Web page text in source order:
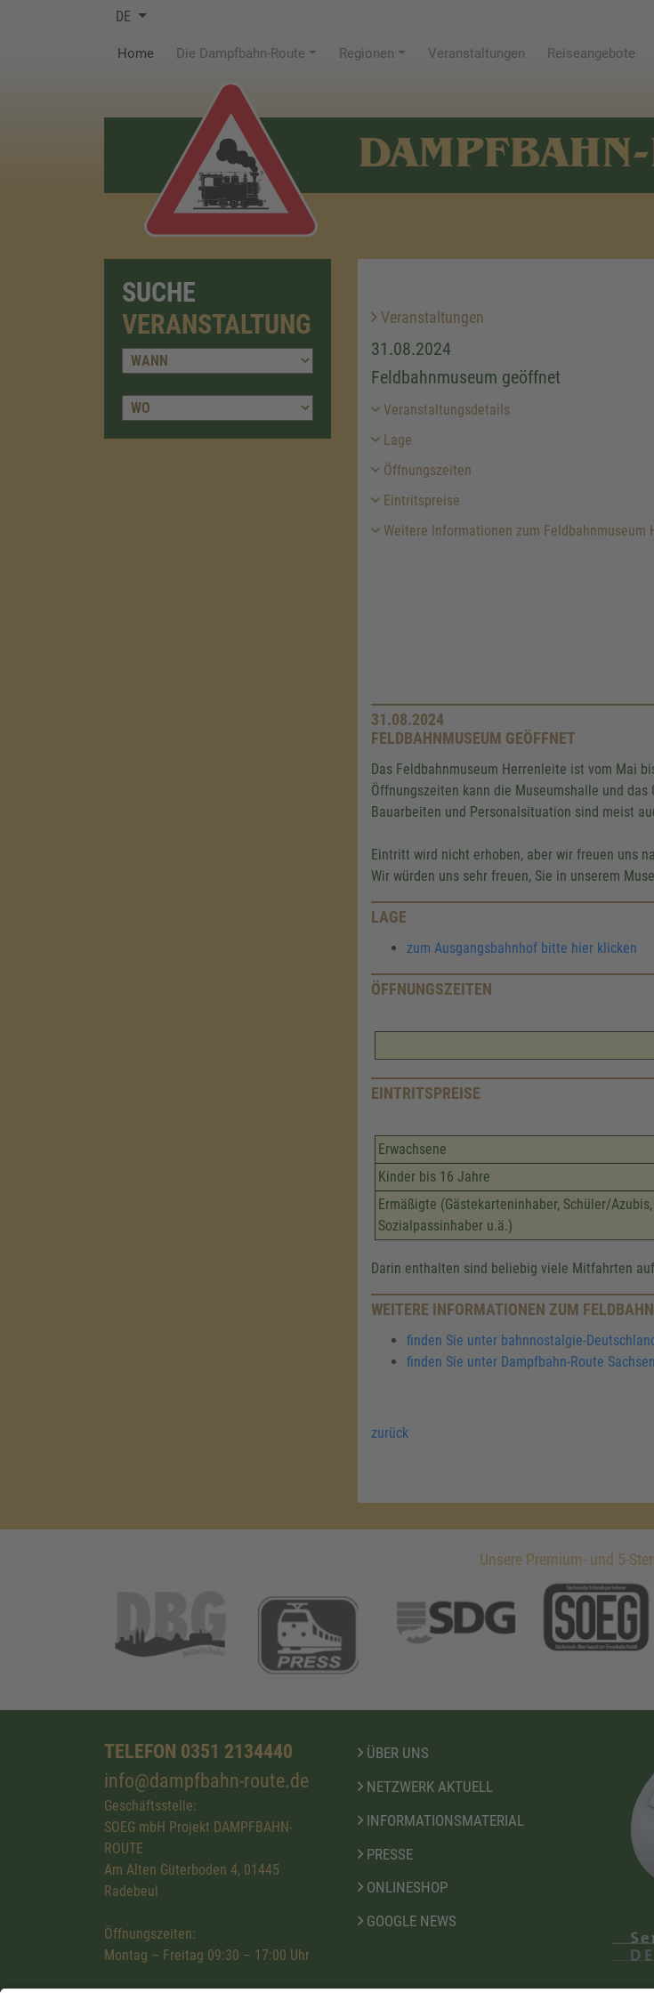
DE
Home(current)Die Dampfbahn-Route Regionen Veranstaltungen Reiseangebote
SUCHE
VERANSTALTUNG
Veranstaltungen
31.08.2024
Feldbahnmuseum geöffnet
Veranstaltungsdetails
Lage
Öffnungszeiten
Eintritspreise
Weitere Informationen zum Feldbahnmuseum
31.08.2024
FELDBAHNMUSEUM GEÖFFNET
Das Feldbahnmuseum Herrenleite ist vom Mai
Öffnungszeiten kann die Museumshalle und
Bauarbeiten und Personalsituation sind meist
Eintritt wird nicht erhoben, aber wir freuen uns
Wir würden uns sehr freuen, Sie in unserem
LAGE
zum Ausgangsbahnhof bitte hier klicken
ÖFFNUNGSZEITEN
EINTRITSPREISE
Erwachsene
Kinder bis 16 Jahre
Ermäßigte (Gästekarteninhaber, Schüler/
Sozialpassinhaber u.ä.)
Darin enthalten sind beliebig viele Mitfahrten
WEITERE INFORMATIONEN ZUM
finden Sie unter bahnnostalgie-
finden Sie unter Dampfbahn-Route
zurück
Unsere Premium- und 5-
TELEFON 0351 2134440
info@dampfbahn-route.de
Geschäftsstelle:
SOEG mbH Projekt DAMPFBAHN-
ROUTE
Am Alten Güterboden 4, 01445
Radebeul
Öffnungszeiten:
Montag – Freitag 09:30 – 17:00 Uhr
ÜBER UNS
NETZWERK AKTUELL
INFORMATIONSMATERIAL
PRESSE
ONLINESHOP
GOOGLE NEWS